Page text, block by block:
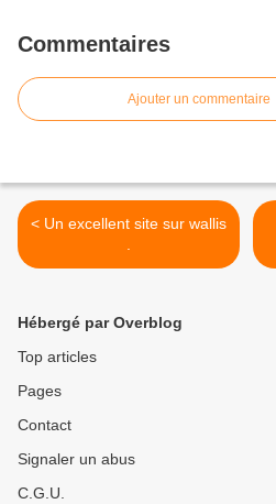
Commentaires
Ajouter un commentaire
< Un excellent site sur wallis
Hébergé par Overblog
Top articles
Pages
Contact
Signaler un abus
C.G.U.